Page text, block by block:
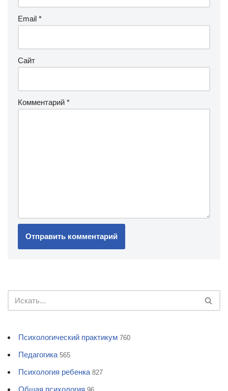
Email *
Сайт
Комментарий *
Психологический практикум 760
Педагогика 565
Психология ребенка 827